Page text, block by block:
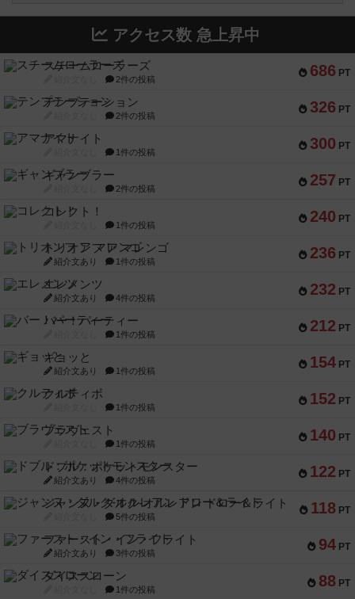
アクセス数 急上昇中
686 PT
スチームローラーズ
2件の投稿
326 PT
テンプテーション
2件の投稿
300 PT
アマナイト
1件の投稿
257 PT
ギャンブラー
2件の投稿
240 PT
コレクト！
1件の投稿
236 PT
トリオンフ ア マレンゴ
紹介文あり 1件の投稿
232 PT
エレメンツ
紹介文あり 4件の投稿
212 PT
バー！パーティー
1件の投稿
154 PT
ギョッと
紹介文あり 1件の投稿
152 PT
クルティボ
1件の投稿
140 PT
ブラヴェスト
1件の投稿
122 PT
ドブル：ポケットモンスター
紹介文あり 4件の投稿
118 PT
ジャンヌ・ダルク-オルレアン ドロー＆ライト
5件の投稿
94 PT
ファースト・イン・フライト
紹介文あり 3件の投稿
88 PT
ダイススローン
1件の投稿